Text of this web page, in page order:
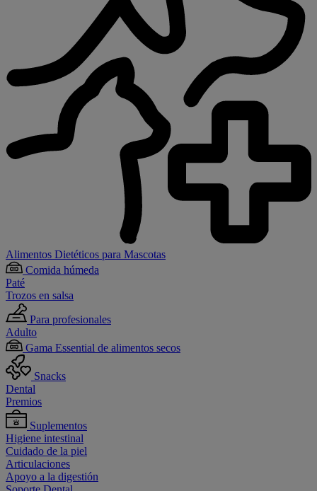
Alimentos Dietéticos para Mascotas
Comida húmeda
Paté
Trozos en salsa
Para profesionales
Adulto
Gama Essential de alimentos secos
Snacks
Dental
Premios
Suplementos
Higiene intestinal
Cuidado de la piel
Articulaciones
Apoyo a la digestión